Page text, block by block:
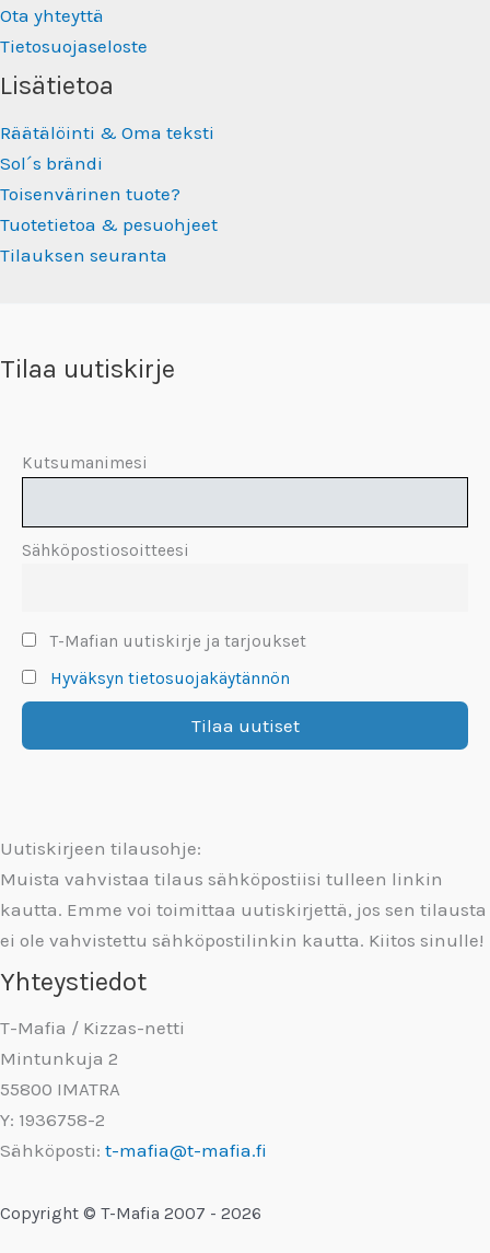
Ota yhteyttä
Tietosuojaseloste
Lisätietoa
Räätälöinti & Oma teksti
Sol´s brändi
Toisenvärinen tuote?
Tuotetietoa & pesuohjeet
Tilauksen seuranta
Tilaa uutiskirje
Kutsumanimesi
Sähköpostiosoitteesi
T-Mafian uutiskirje ja tarjoukset
Hyväksyn tietosuojakäytännön
Uutiskirjeen tilausohje:
Muista vahvistaa tilaus sähköpostiisi tulleen linkin
kautta. Emme voi toimittaa uutiskirjettä, jos sen tilausta
ei ole vahvistettu sähköpostilinkin kautta. Kiitos sinulle!
Yhteystiedot
T-Mafia / Kizzas-netti
Mintunkuja 2
55800 IMATRA
Y: 1936758-2
Sähköposti: t-mafia@t-mafia.fi
Copyright © T-Mafia 2007 - 2026